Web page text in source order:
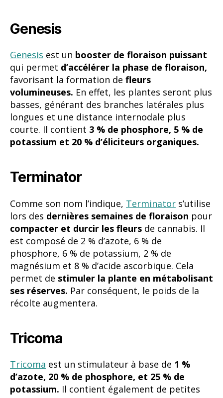
Genesis
Genesis est un booster de floraison puissant
qui permet d’accélérer la phase de floraison,
favorisant la formation de fleurs
volumineuses. En effet, les plantes seront plus
basses, générant des branches latérales plus
longues et une distance internodale plus
courte. Il contient 3 % de phosphore, 5 % de
potassium et 20 % d’éliciteurs organiques.
Terminator
Comme son nom l’indique, Terminator s’utilise
lors des dernières semaines de floraison pour
compacter et durcir les fleurs de cannabis. Il
est composé de 2 % d’azote, 6 % de
phosphore, 6 % de potassium, 2 % de
magnésium et 8 % d’acide ascorbique. Cela
permet de stimuler la plante en métabolisant
ses réserves. Par conséquent, le poids de la
récolte augmentera.
Tricoma
Tricoma est un stimulateur à base de 1 %
d’azote, 20 % de phosphore, et 25 % de
potassium. Il contient également de petites